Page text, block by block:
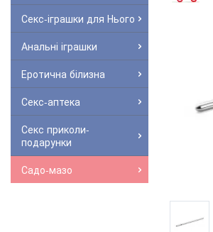
Секс-іграшки для Нього
Анальні іграшки
Еротична білизна
Секс-аптека
Секс приколи-
подарунки
Садо-мазо